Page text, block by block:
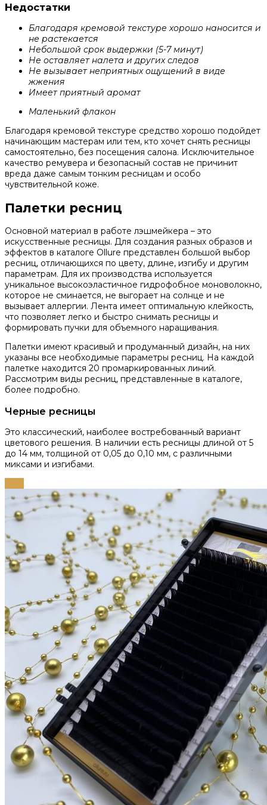
Недостатки
Благодаря кремовой текстуре хорошо наносится и
не растекается
Небольшой срок выдержки (5-7 минут)
Не оставляет налета и других следов
Не вызывает неприятных ощущений в виде
жжения
Имеет приятный аромат
Маленький флакон
Благодаря кремовой текстуре средство хорошо подойдет
начинающим мастерам или тем, кто хочет снять ресницы
самостоятельно, без посещения салона. Исключительное
качество ремувера и безопасный состав не причинит
вреда даже самым тонким ресницам и особо
чувствительной коже.
Палетки ресниц
Основной материал в работе лэшмейкера – это
искусственные ресницы. Для создания разных образов и
эффектов в каталоге Ollure представлен большой выбор
ресниц, отличающихся по цвету, длине, изгибу и другим
параметрам. Для их производства используется
уникальное высокоэластичное гидрофобное моноволокно,
которое не сминается, не выгорает на солнце и не
вызывает аллергии. Лента имеет оптимальную клейкость,
что позволяет легко и быстро снимать ресницы и
формировать пучки для объемного наращивания.
Палетки имеют красивый и продуманный дизайн, на них
указаны все необходимые параметры ресниц. На каждой
палетке находится 20 промаркированных линий.
Рассмотрим виды ресниц, представленные в каталоге,
более подробно.
Черные ресницы
Это классический, наиболее востребованный вариант
цветового решения. В наличии есть ресницы длиной от 5
до 14 мм, толщиной от 0,05 до 0,10 мм, с различными
миксами и изгибами.